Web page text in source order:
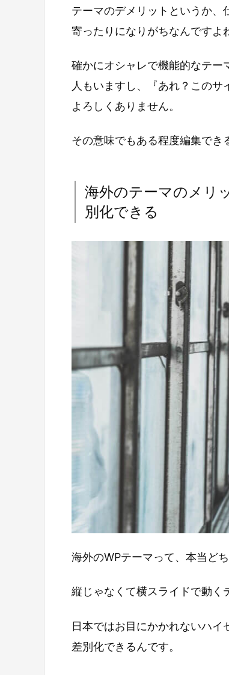
テーマのデメリットというか、
寄ったりになりがちなんですよ
確かにオシャレで機能的なテー
人もいますし、『あれ？この
よろしくありません。
その意味でもある程度編集でき
海外のテーマのメリ
別化できる
海外のWPテーマって、本当ど
縦じゃなくて横スライドで動く
日本ではお目にかかれないハ
差別化できるんです。